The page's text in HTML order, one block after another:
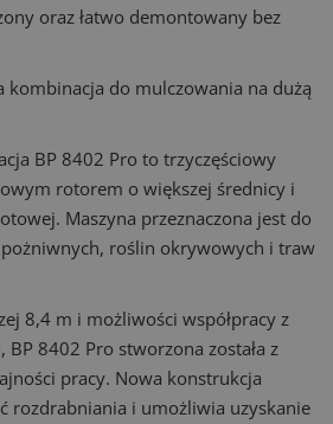
oraz łatwo demontowany bez
kombinacja do mulczowania na dużą
BP 8402 Pro to trzyczęściowy
rotorem o większej średnicy i
Maszyna przeznaczona jest do
roślin okrywowych i traw
8,4 m i możliwości współpracy z
8402 Pro stworzona została z
pracy. Nowa konstrukcja
rozdrabniania i umożliwia uzyskanie